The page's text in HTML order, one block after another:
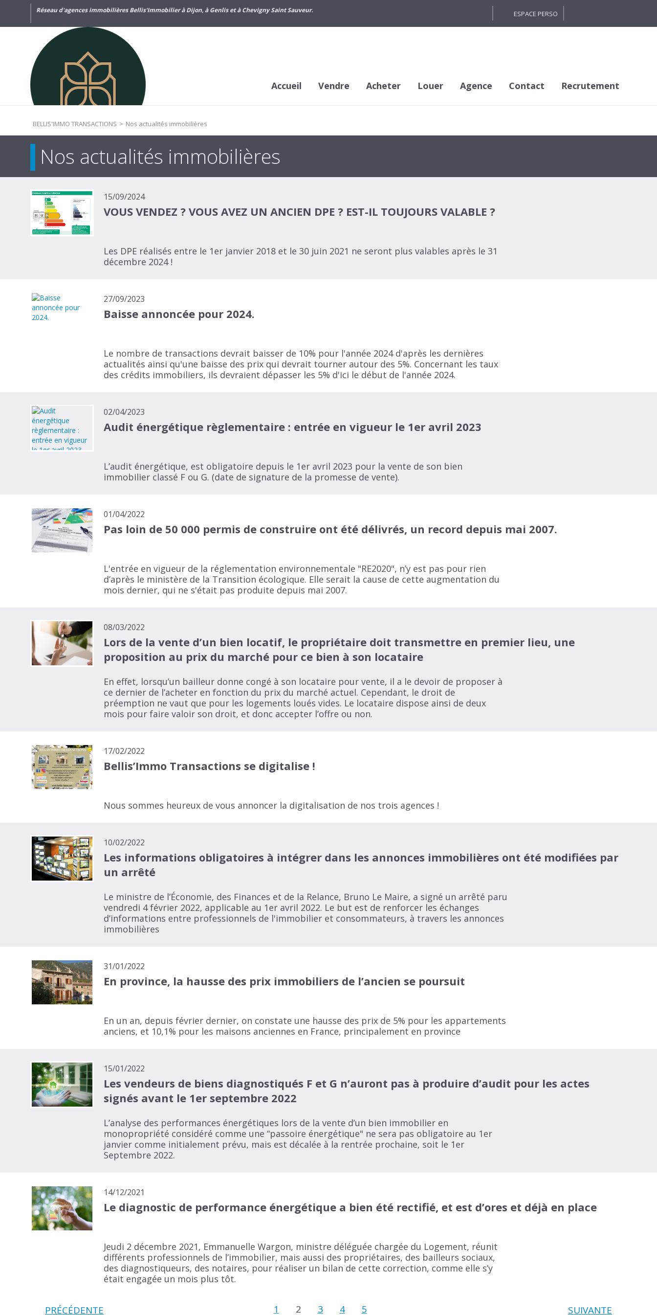
Réseau d'agences immobilières Bellis'Immobilier à Dijon, à Genlis et à Chevigny Saint Sauveur. ESPACE PERSO
Accueil Vendre Acheter Louer Agence Contact Recrutement
BELLIS'IMMO TRANSACTIONS > Nos actualités immobilières
Nos actualités immobilières
15/09/2024
VOUS VENDEZ ? VOUS AVEZ UN ANCIEN DPE ? EST-IL TOUJOURS VALABLE ?
Les DPE réalisés entre le 1er janvier 2018 et le 30 juin 2021 ne seront plus valables après le 31
décembre 2024 !
27/09/2023
Baisse annoncée pour 2024.
Le nombre de transactions devrait baisser de 10% pour l'année 2024 d'après les dernières
actualités ainsi qu'une baisse des prix qui devrait tourner autour des 5%. Concernant les taux
des crédits immobiliers, ils devraient dépasser les 5% d'ici le début de l'année 2024.
02/04/2023
Audit énergétique règlementaire : entrée en vigueur le 1er avril 2023
L’audit énergétique, est obligatoire depuis le 1er avril 2023 pour la vente de son bien
immobilier classé F ou G. (date de signature de la promesse de vente).​
01/04/2022
Pas loin de 50 000 permis de construire ont été délivrés, un record depuis mai 2007.
L'entrée en vigueur de la réglementation environnementale "RE2020", n’y est pas pour rien
d’après le ministère de la Transition écologique. Elle serait la cause de cette augmentation du
mois dernier, qui ne s'était pas produite depuis mai 2007.
08/03/2022
Lors de la vente d’un bien locatif, le propriétaire doit transmettre en premier lieu, une
proposition au prix du marché pour ce bien à son locataire
En effet, lorsqu’un bailleur donne congé à son locataire pour vente, il a le devoir de proposer à
ce dernier de l’acheter en fonction du prix du marché actuel. Cependant, le droit de
préemption ne vaut que pour les logements loués vides. Le locataire dispose ainsi de deux
mois pour faire valoir son droit, et donc accepter l’offre ou non.
17/02/2022
Bellis’Immo Transactions se digitalise !
Nous sommes heureux de vous annoncer la digitalisation de nos trois agences !
10/02/2022
Les informations obligatoires à intégrer dans les annonces immobilières ont été modifiées par
un arrêté
Le ministre de l’Économie, des Finances et de la Relance, Bruno Le Maire, a signé un arrêté paru
vendredi 4 février 2022, applicable au 1er avril 2022. Le but est de renforcer les échanges
d’informations entre professionnels de l'immobilier et consommateurs, à travers les annonces
immobilières
31/01/2022
En province, la hausse des prix immobiliers de l’ancien se poursuit
En un an, depuis février dernier, on constate une hausse des prix de 5% pour les appartements
anciens, et 10,1% pour les maisons anciennes en France, principalement en province
15/01/2022
Les vendeurs de biens diagnostiqués F et G n’auront pas à produire d’audit pour les actes
signés avant le 1er septembre 2022
L’analyse des performances énergétiques lors de la vente d’un bien immobilier en
monopropriété considéré comme une “passoire énergétique" ne sera pas obligatoire au 1er
janvier comme initialement prévu, mais est décalée à la rentrée prochaine, soit le 1er
Septembre 2022.
14/12/2021
Le diagnostic de performance énergétique a bien été rectifié, et est d’ores et déjà en place
Jeudi 2 décembre 2021, Emmanuelle Wargon, ministre déléguée chargée du Logement, réunit
différents professionnels de l’immobilier, mais aussi des propriétaires, des bailleurs sociaux,
des diagnostiqueurs, des notaires, pour réaliser un bilan de cette correction, comme elle s’y
était engagée un mois plus tôt.
PRÉCÉDENTE 1 2 3 4 5 SUIVANTE